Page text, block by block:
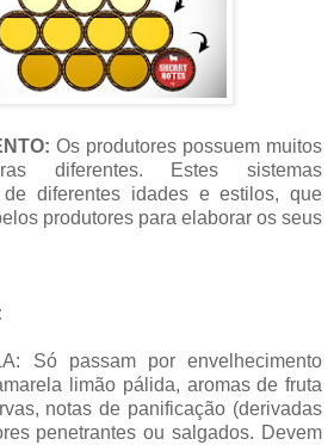
Os produtores possuem muitos
diferentes. Estes sistemas
de diferentes idades e estilos, que
produtores para elaborar os seus
Só passam por envelhecimento
limão pálida, aromas de fruta
notas de panificação (derivadas
penetrantes ou salgados. Devem